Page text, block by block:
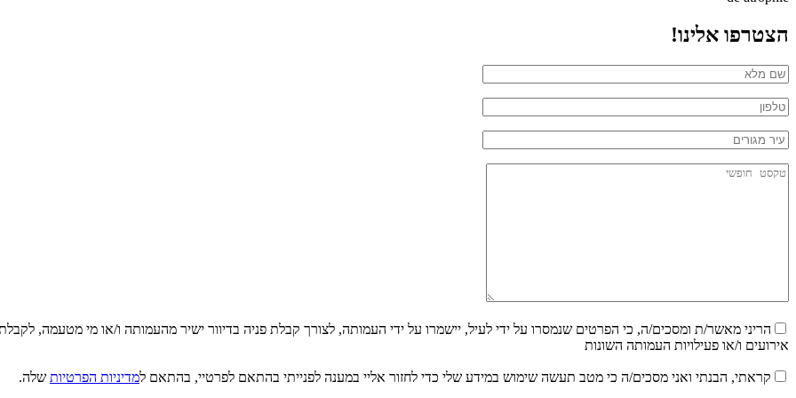
הצטרפו אלינו!
הריני מאשר/ת ומסכים/ה, כי הפרטים שנמסרו על ידי לעיל, יישמרו על ידי העמותה, לצורך קבלת פניה בדיוור ישיר מהעמותה ו/או מי מטעמה,
אירועים ו/או פעילויות העמותה השונות
קראתי, הבנתי ואני מסכים/ה כי מטב תעשה שימוש במידע שלי כדי לחזור אליי במענה לפנייתי בהתאם לפרטיי, בהתאם למדיניות הפרטיות שלה.